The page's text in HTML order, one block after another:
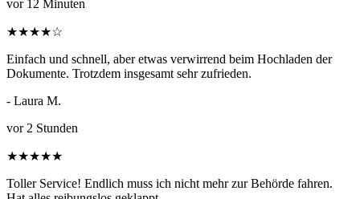
vor 12 Minuten
★★★★☆
Einfach und schnell, aber etwas verwirrend beim Hochladen der
Dokumente. Trotzdem insgesamt sehr zufrieden.
- Laura M.
vor 2 Stunden
★★★★★
Toller Service! Endlich muss ich nicht mehr zur Behörde fahren.